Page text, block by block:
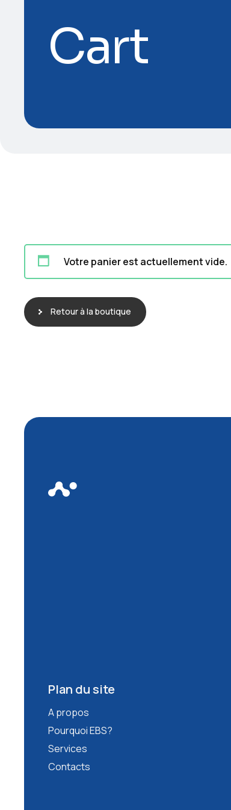
Cart
Votre panier est actuellement vide.
Retour à la boutique
Plan du site
A propos
Pourquoi EBS?
Services
Contacts